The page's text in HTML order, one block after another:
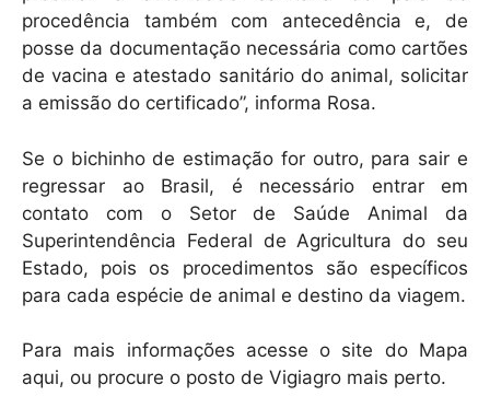
procedência também com antecedência e, de
posse da documentação necessária como cartões
de vacina e atestado sanitário do animal, solicitar
a emissão do certificado”, informa Rosa.
Se o bichinho de estimação for outro, para sair e
regressar ao Brasil, é necessário entrar em
contato com o Setor de Saúde Animal da
Superintendência Federal de Agricultura do seu
Estado, pois os procedimentos são específicos
para cada espécie de animal e destino da viagem.
Para mais informações acesse o site do Mapa
aqui, ou procure o posto de Vigiagro mais perto.